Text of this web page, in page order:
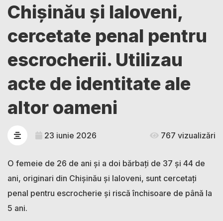
Chișinău și Ialoveni,
cercetate penal pentru
escrocherii. Utilizau
acte de identitate ale
altor oameni
23 iunie 2026 767 vizualizări
O femeie de 26 de ani și a doi bărbați de 37 și 44 de
ani, originari din Chișinău și Ialoveni, sunt cercetați
penal pentru escrocherie și riscă închisoare de până la
5 ani.